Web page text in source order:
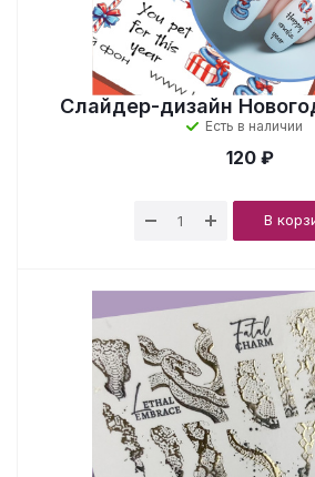
Слайдер-дизайн
Есть в наличии
120 ₽
В